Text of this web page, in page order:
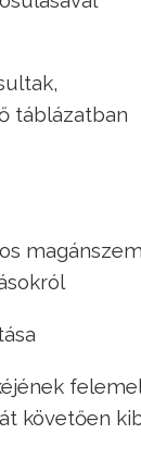
táblázatban
követően